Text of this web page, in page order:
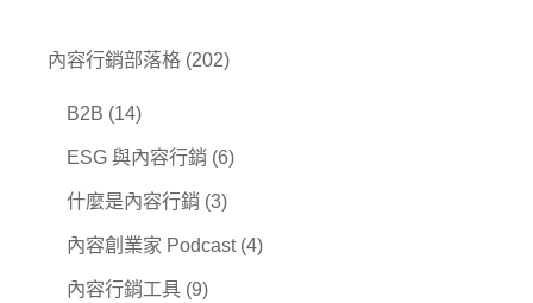
內容行銷部落格 (202)
B2B (14)
ESG 與內容行銷 (6)
什麼是內容行銷 (3)
內容創業家 Podcast(4)
內容行銷工具 (9)